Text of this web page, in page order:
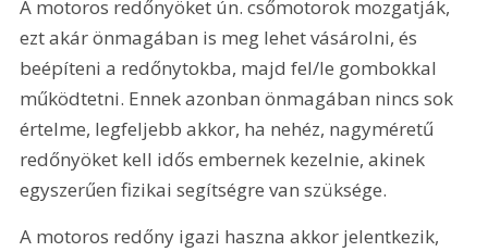
A motoros redőnyöket ún. csőmotorok mozgatják,
ezt akár önmagában is meg lehet vásárolni, és
beépíteni a redőnytokba, majd fel/le gombokkal
működtetni. Ennek azonban önmagában nincs sok
értelme, legfeljebb akkor, ha nehéz, nagyméretű
redőnyöket kell idős embernek kezelnie, akinek
egyszerűen fizikai segítségre van szüksége.
A motoros redőny igazi haszna akkor jelentkezik,